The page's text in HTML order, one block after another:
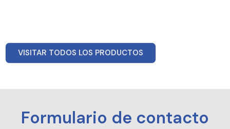
VISITAR TODOS LOS PRODUCTOS
Formulario de contacto